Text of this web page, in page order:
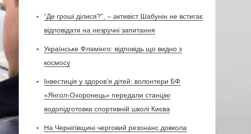
“Де гроші ділися?”, – активіст Шабунін не встигає
відповідати на незручні запитання
Українське Фламінго: відповідь що видно з
космосу
Інвестиція у здоров’я дітей: волонтери БФ
«Янгол-Охоронець» передали станцію
водопідготовки спортивній школі Києва
На Чернігівщині черговий резонанс довкола